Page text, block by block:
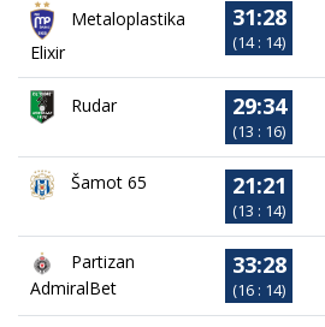
Metaloplastika
Elixir
31:28
(14 : 14)
Rudar 29:34
(13 : 16)
Šamot 65 21:21
(13 : 14)
Partizan
AdmiralBet
33:28
(16 : 14)